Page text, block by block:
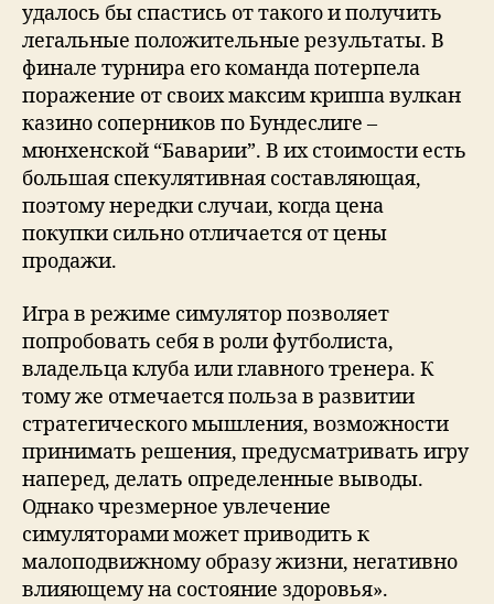
удалось бы спастись от такого и получить
легальные положительные результаты. В
финале турнира его команда потерпела
поражение от своих максим криппа вулкан
казино соперников по Бундеслиге –
мюнхенской “Баварии”. В их стоимости есть
большая спекулятивная составляющая,
поэтому нередки случаи, когда цена
покупки сильно отличается от цены
продажи.
Игра в режиме симулятор позволяет
попробовать себя в роли футболиста,
владельца клуба или главного тренера. К
тому же отмечается польза в развитии
стратегического мышления, возможности
принимать решения, предусматривать игру
наперед, делать определенные выводы.
Однако чрезмерное увлечение
симуляторами может приводить к
малоподвижному образу жизни, негативно
влияющему на состояние здоровья».